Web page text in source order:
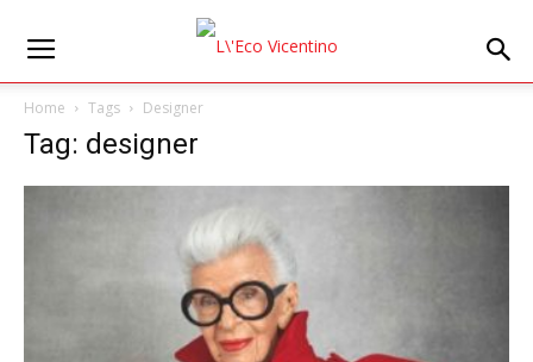
Home Tags Designer
Tag: designer